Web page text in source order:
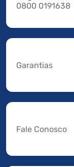
0800 0191638
Garantias
Fale Conosco